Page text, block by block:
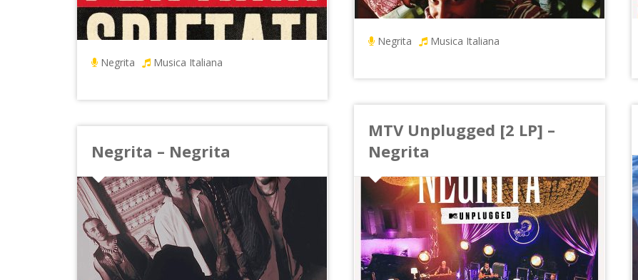
Negrita Musica Italiana
Negrita Musica Italiana
MTV Unplugged [2 LP] –
Negrita
Negrita – Negrita